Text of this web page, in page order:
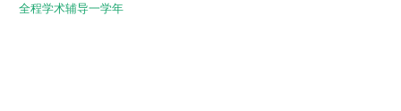
全程学术辅导一学年